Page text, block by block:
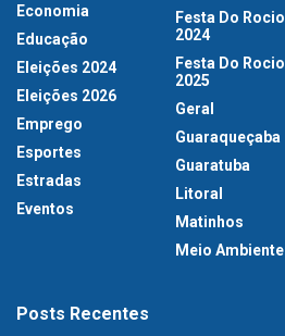
Economia
Educação
Eleições 2024
Eleições 2026
Emprego
Esportes
Estradas
Eventos
Festa Do Rocio
2024
Festa Do Rocio
2025
Geral
Guaraqueçaba
Guaratuba
Litoral
Matinhos
Meio Ambiente
Posts Recentes